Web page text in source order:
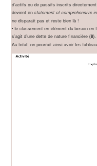
d’actifs ou de passifs inscrits
devient en statement of comprehensive
ne disparaît pas et reste bien là !
• le classement en élément du besoin en
s’agit d’une dette de nature financière (8)
Au total, on pourrait ainsi avoir les